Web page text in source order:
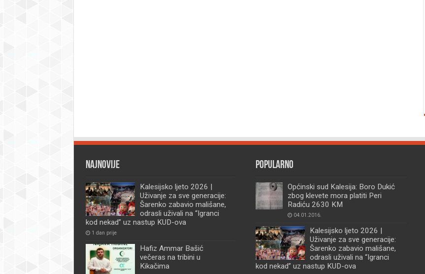
Najnovije
Kalesijsko ljeto 2026 |
Uživanje za sve generacije:
Šarenko zabavio mališane,
odrasli uživali na “Igranci
kod nekad” uz nastup KUD-ova
1 dan prije
Hafiz Ammar Bašić
večeras na tribini u
Kikačima
Popularno
Općinski sud Kalesija: Boro Dukić
zbog klevete mora platiti Peri
Radiću 2630 KM
04.01.2016.
Kalesijsko ljeto 2026 |
Uživanje za sve generacije:
Šarenko zabavio mališane,
odrasli uživali na “Igranci
kod nekad” uz nastup KUD-ova